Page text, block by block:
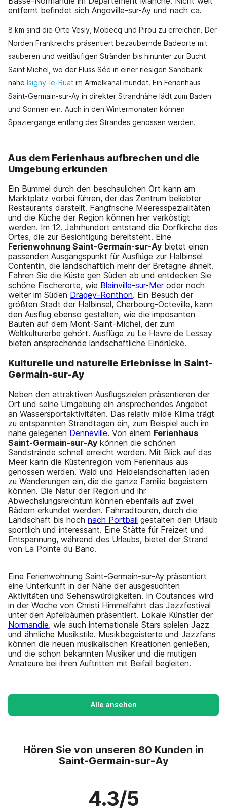
entfernt befindet sich Angoville-sur-Ay und nach ca.
8 km sind die Orte Vesly, Mobecq und Pirou zu erreichen. Der
Norden Frankreichs präsentiert bezaubernde Badeorte mit
sauberen und weitläufigen Stränden bis hinunter zur Bucht
Saint Michel, wo der Fluss Sée in einer riesigen Sandbank
nahe Isigny-le-Buat im Ärmelkanal mündet. Ein Ferienhaus
Saint-Germain-sur-Ay in direkter Strandnähe lädt zum Baden
und Sonnen ein. Auch in den Wintermonaten können
Spaziergange entlang des Strandes genossen werden.
Aus dem Ferienhaus aufbrechen und die
Umgebung erkunden
Ein Bummel durch den beschaulichen Ort kann am
Marktplatz vorbei führen, der das Zentrum beliebter
Restaurants darstellt. Fangfrische Meeresspezialitäten
und die Küche der Region können hier verköstigt
werden. Im 12. Jahrhundert entstand die Dorfkirche des
Ortes, die zur Besichtigung bereitsteht. Eine
Ferienwohnung Saint-Germain-sur-Ay bietet einen
passenden Ausgangspunkt für Ausflüge zur Halbinsel
Contentin, die landschaftlich mehr der Bretagne ähnelt.
Fahren Sie die Küste gen Süden ab und entdecken Sie
schöne Fischerorte, wie Blainville-sur-Meroder noch
weiter im Süden Dragey-Ronthon. Ein Besuch der
größten Stadt der Halbinsel, Cherbourg-Octeville, kann
den Ausflug ebenso gestalten, wie die imposanten
Bauten auf dem Mont-Saint-Michel, der zum
Weltkulturerbe gehört. Ausflüge zu Le Havre de Lessay
bieten ansprechende landschaftliche Eindrücke.
Kulturelle und naturelle Erlebnisse in Saint-
Germain-sur-Ay
Neben den attraktiven Ausflugszielen präsentieren der
Ort und seine Umgebung ein ansprechendes Angebot
an Wassersportaktivitäten. Das relativ milde Klima trägt
zu entspannten Strandtagen ein, zum Beispiel auch im
nahe gelegenen Denneville. Von einem Ferienhaus
Saint-Germain-sur-Ay können die schönen
Sandstrände schnell erreicht werden. Mit Blick auf das
Meer kann die Küstenregion vom Ferienhaus aus
genossen werden. Wald und Heidelandschaften laden
zu Wanderungen ein, die die ganze Familie begeistern
können. Die Natur der Region und ihr
Abwechslungsreichtum können ebenfalls auf zwei
Rädern erkundet werden. Fahrradtouren, durch die
Landschaft bis hoch nach Portbail gestalten den Urlaub
sportlich und interessant. Eine Stätte für Freizeit und
Entspannung, während des Urlaubs, bietet der Strand
von La Pointe du Banc.
Eine Ferienwohnung Saint-Germain-sur-Ay präsentiert
eine Unterkunft in der Nähe der ausgesuchten
Aktivitäten und Sehenswürdigkeiten. In Coutances wird
in der Woche von Christi Himmelfahrt das Jazzfestival
unter den Apfelbäumen präsentiert. Lokale Künstler der
Normandie, wie auch internationale Stars spielen Jazz
und ähnliche Musikstile. Musikbegeisterte und Jazzfans
können die neuen musikalischen Kreationen genießen,
und die schon bekannten Musiker und die mutigen
Amateure bei ihren Auftritten mit Beifall begleiten.
Alle ansehen
Hören Sie von unseren 80 Kunden in
Saint-Germain-sur-Ay
4.3/5